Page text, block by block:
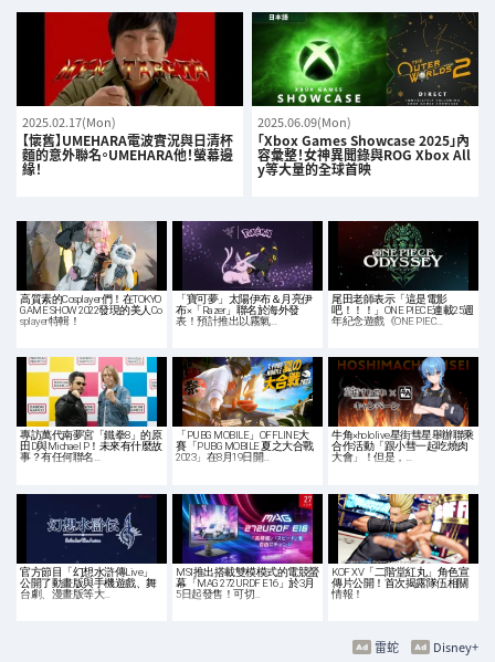
2025.02.17(Mon)
【懷舊】UMEHARA電波實況與日清杯
麵的意外聯名。UMEHARA他！螢幕邊
緣！
2025.06.09(Mon)
「Xbox Games Showcase 2025」內
容彙整！女神異聞錄與ROG Xbox All
y等大量的全球首映
高質素的Cosplayer們！在TOKYO
GAME SHOW 2022發現的美人Co
splayer特輯！
「寶可夢」太陽伊布＆月亮伊
布×「Razer」聯名於海外發
表！預計推出以霧氣…
尾田老師表示「這是電影
吧！！！」ONE PIECE連載25週
年紀念遊戲《ONE PIEC…
專訪萬代南夢宮「鐵拳8」的原
田D與Michael P！未來有什麼故
事？有任何聯名…
「PUBG MOBILE」OFFLINE大
賽「PUBG MOBILE 夏之大合戰
2023」在8月19日開…
牛角×hololive星街彗星舉辦聯乘
合作活動「跟小彗一起吃燒肉
大會」！但是，…
官方節目「幻想水滸傳Live」
公開了動畫版與手機遊戲、舞
台劇、漫畫版等大…
MSI推出搭載雙模模式的電競螢
幕「MAG 272URDF E16」於3月
5日起發售！可切…
KOF XV「二階堂紅丸」角色宣
傳片公開！首次揭露隊伍相關
情報！
Disney+
雷蛇